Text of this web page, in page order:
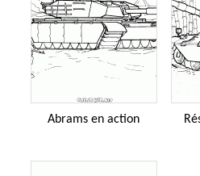
Abrams en action